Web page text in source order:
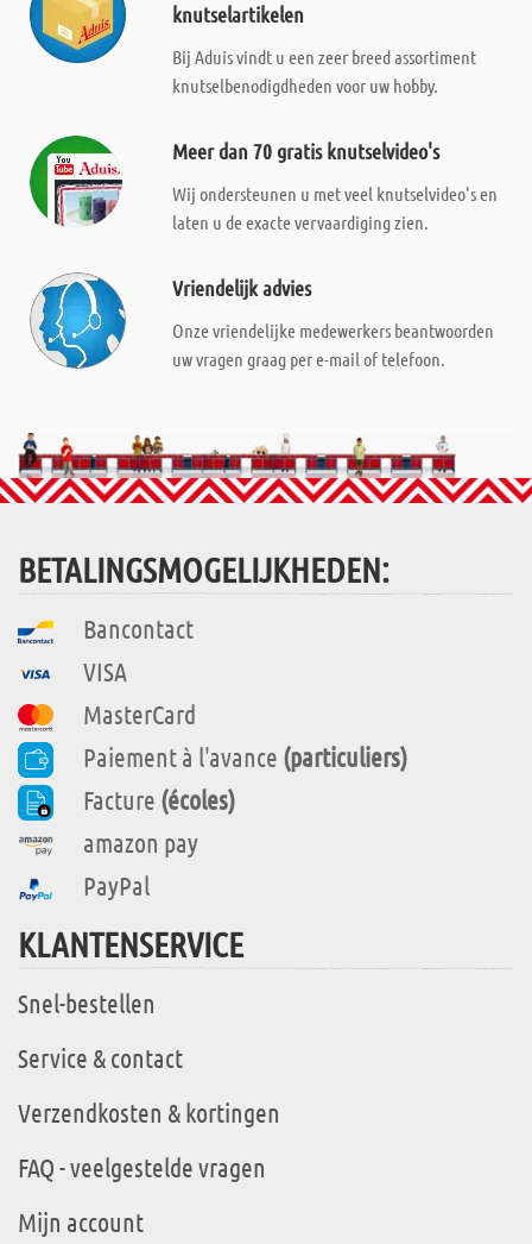
knutselartikelen
Bij Aduis vindt u een zeer breed assortiment
knutselbenodigdheden voor uw hobby.
Meer dan 70 gratis knutselvideo's
Wij ondersteunen u met veel knutselvideo's en
laten u de exacte vervaardiging zien.
Vriendelijk advies
Onze vriendelijke medewerkers beantwoorden
uw vragen graag per e-mail of telefoon.
BETALINGSMOGELIJKHEDEN:
Bancontact
VISA
MasterCard
Paiement à l'avance (particuliers)
Facture (écoles)
amazon pay
PayPal
KLANTENSERVICE
Snel-bestellen
Service & contact
Verzendkosten & kortingen
FAQ - veelgestelde vragen
Mijn account